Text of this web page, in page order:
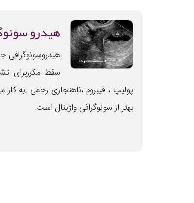
هیدرو
هیدروسونوگرافی
سقط مکرربرای
پولیپ ، فیبروم ،ناهنجاری رحمی .به
بهتر از سونوگرافی واژینال است.